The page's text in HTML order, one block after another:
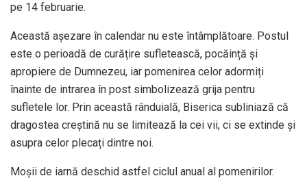
pe 14 februarie.
Această așezare în calendar nu este întâmplătoare. Postul
este o perioadă de curățire sufletească, pocăință și
apropiere de Dumnezeu, iar pomenirea celor adormiți
înainte de intrarea în post simbolizează grija pentru
sufletele lor. Prin această rânduială, Biserica subliniază că
dragostea creștină nu se limitează la cei vii, ci se extinde și
asupra celor plecați dintre noi.
Moșii de iarnă deschid astfel ciclul anual al pomenirilor.